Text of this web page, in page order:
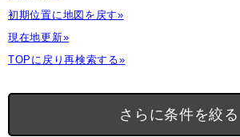
初期位置に地図を戻す»
現在地更新»
TOPに戻り再検索する»
さらに条件を絞る